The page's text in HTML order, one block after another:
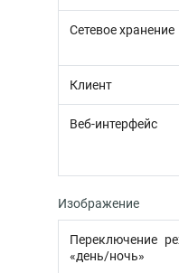
Сетевое хранение
Клиент
Веб-интерфейс
Изображение
Переключение
«день/ночь»